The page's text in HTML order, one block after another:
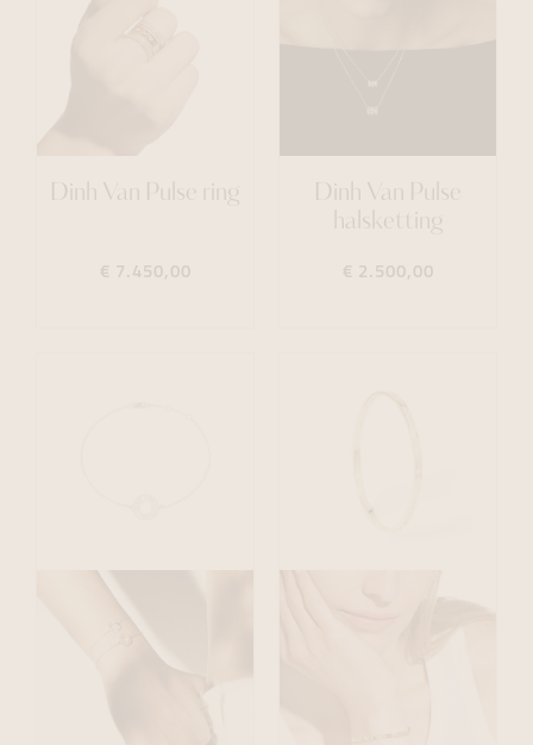
Dinh Van Pulse ring
€ 7.450,00
Dinh Van Pulse
halsketting
€ 2.500,00